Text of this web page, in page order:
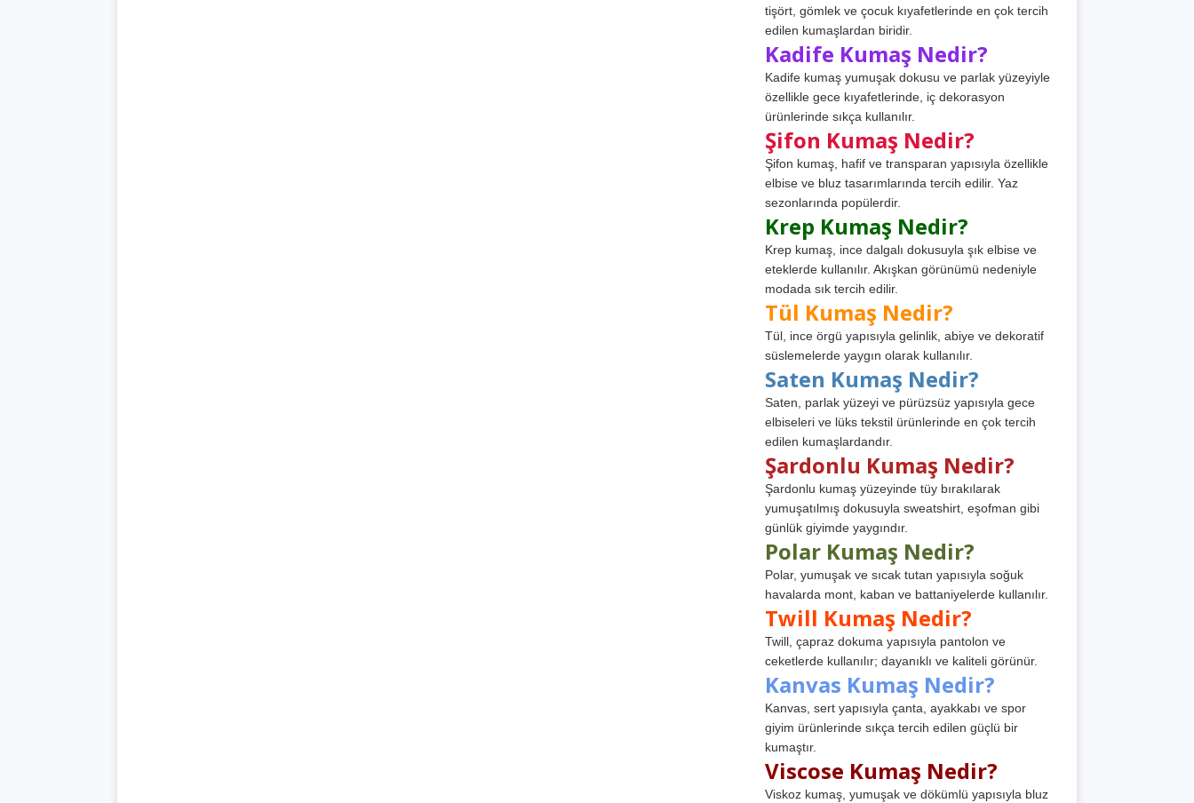
tişört, gömlek ve çocuk kıyafetlerinde en çok tercih
edilen kumaşlardan biridir.
Kadife Kumaş Nedir?
Kadife kumaş yumuşak dokusu ve parlak yüzeyiyle
özellikle gece kıyafetlerinde, iç dekorasyon
ürünlerinde sıkça kullanılır.
Şifon Kumaş Nedir?
Şifon kumaş, hafif ve transparan yapısıyla özellikle
elbise ve bluz tasarımlarında tercih edilir. Yaz
sezonlarında popülerdir.
Krep Kumaş Nedir?
Krep kumaş, ince dalgalı dokusuyla şık elbise ve
eteklerde kullanılır. Akışkan görünümü nedeniyle
modada sık tercih edilir.
Tül Kumaş Nedir?
Tül, ince örgü yapısıyla gelinlik, abiye ve dekoratif
süslemelerde yaygın olarak kullanılır.
Saten Kumaş Nedir?
Saten, parlak yüzeyi ve pürüzsüz yapısıyla gece
elbiseleri ve lüks tekstil ürünlerinde en çok tercih
edilen kumaşlardandır.
Şardonlu Kumaş Nedir?
Şardonlu kumaş yüzeyinde tüy bırakılarak
yumuşatılmış dokusuyla sweatshirt, eşofman gibi
günlük giyimde yaygındır.
Polar Kumaş Nedir?
Polar, yumuşak ve sıcak tutan yapısıyla soğuk
havalarda mont, kaban ve battaniyelerde kullanılır.
Twill Kumaş Nedir?
Twill, çapraz dokuma yapısıyla pantolon ve
ceketlerde kullanılır; dayanıklı ve kaliteli görünür.
Kanvas Kumaş Nedir?
Kanvas, sert yapısıyla çanta, ayakkabı ve spor
giyim ürünlerinde sıkça tercih edilen güçlü bir
kumaştır.
Viscose Kumaş Nedir?
Viskoz kumaş, yumuşak ve dökümlü yapısıyla bluz